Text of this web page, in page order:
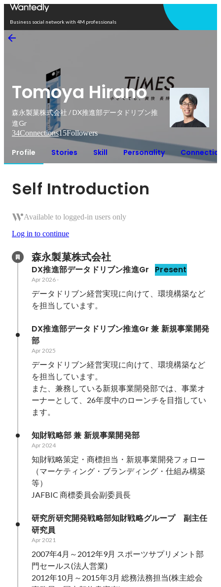
Business social network with 4M professionals
Tomoya Hirano
森永製菓株式会社 / DX推進部データドリブン推
進Gr
34Connections15Followers
Profile Stories Skill Personality
Self Introduction
Available to logged-in users only
Log in to continue
森永製菓株式会社
DX推進部データドリブン推進Gr Present
Apr 2026-
データドリブン経営実現に向けて、環境構築など
を担当しています。
DX推進部データドリブン推進Gr 兼 新規事業開発
部
Apr 2025
データドリブン経営実現に向けて、環境構築など
を担当しています。
また、兼務している新規事業開発部では、事業オ
ーナーとして、26年度中のローンチを目指してい
ます。
知財戦略部 兼 新規事業開発部
Apr 2024
知財戦略策定・商標担当・新規事業開発フォロー
（マーケティング・ブランディング・仕組み構築
等）
JAFBIC 商標委員会副委員長
研究所研究開発戦略部知財戦略グループ　副主任
研究員
Apr 2021
2007年4月～2012年9月 スポーツサプリメント部
門セールス(法人営業)
2012年10月～2015年3月 総務法務担当(株主総会